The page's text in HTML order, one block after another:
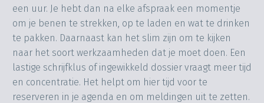
een uur. Je hebt dan na elke afspraak een momentje
om je benen te strekken, op te laden en wat te drinken
te pakken. Daarnaast kan het slim zijn om te kijken
naar het soort werkzaamheden dat je moet doen. Een
lastige schrijfklus of ingewikkeld dossier vraagt meer tijd
en concentratie. Het helpt om hier tijd voor te
reserveren in je agenda en om meldingen uit te zetten.